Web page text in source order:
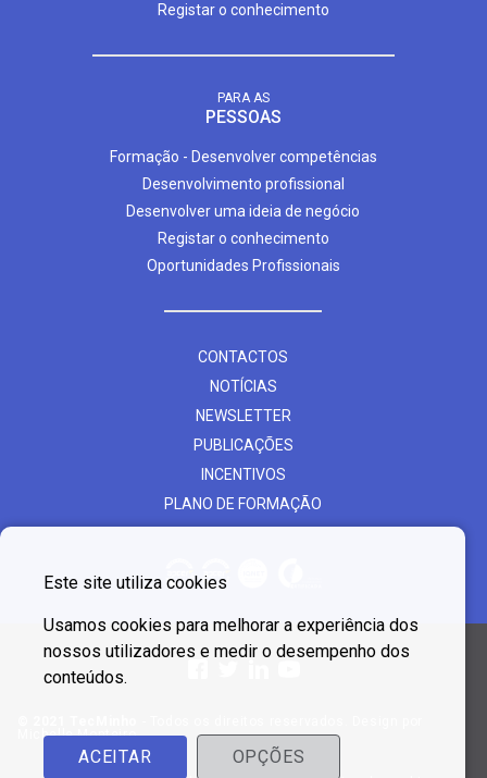
Registar o conhecimento
PARA AS
PESSOAS
Formação - Desenvolver competências
Desenvolvimento profissional
Desenvolver uma ideia de negócio
Registar o conhecimento
Oportunidades Profissionais
CONTACTOS
NOTÍCIAS
NEWSLETTER
PUBLICAÇÕES
INCENTIVOS
PLANO DE FORMAÇÃO
Michelle Monteiro
Este site utiliza cookies
Usamos cookies para melhorar a experiência dos
nossos utilizadores e medir o desempenho dos
conteúdos.
ACEITAR OPÇÕES